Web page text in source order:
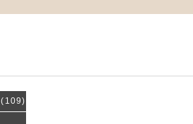
(109)